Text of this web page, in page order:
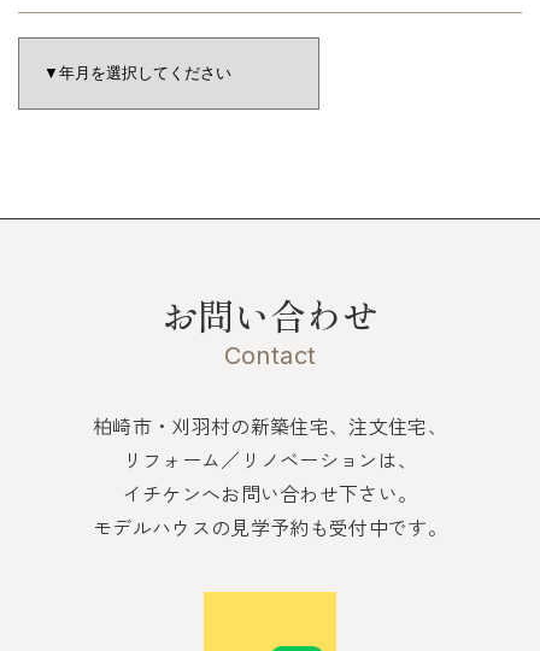
お問い合わせ
Contact
柏崎市・刈羽村の新築住宅、注文住宅、
リフォーム／リノベーションは、
イチケンへお問い合わせ下さい。
モデルハウスの見学予約も受付中です。